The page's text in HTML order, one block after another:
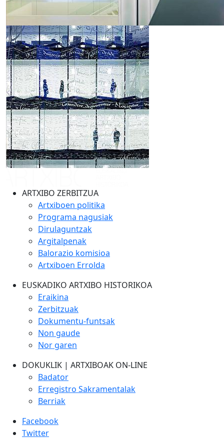
ARTXIBO ZERBITZUA
Artxiboen politika
Programa nagusiak
Dirulaguntzak
Argitalpenak
Balorazio komisioa
Artxiboen Errolda
EUSKADIKO ARTXIBO HISTORIKOA
Eraikina
Zerbitzuak
Dokumentu-funtsak
Non gaude
Nor garen
DOKUKLIK | ARTXIBOAK ON-LINE
Badator
Erregistro Sakramentalak
Berriak
Facebook
Twitter